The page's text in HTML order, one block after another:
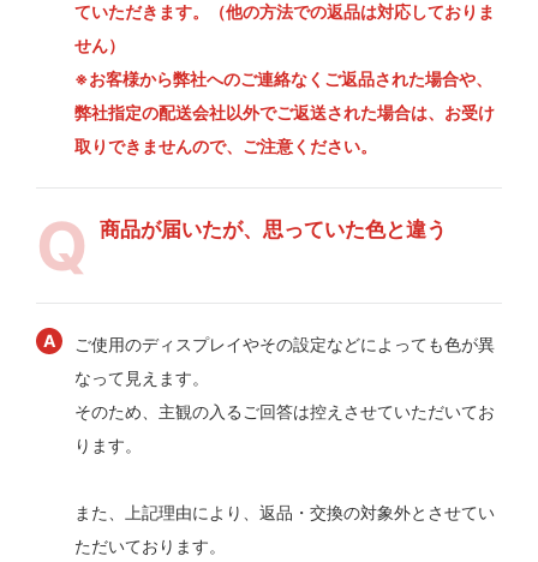
ていただきます。（他の方法での返品は対応しておりま
せん）
※お客様から弊社へのご連絡なくご返品された場合や、
弊社指定の配送会社以外でご返送された場合は、お受け
取りできませんので、ご注意ください。
商品が届いたが、思っていた色と違う
ご使用のディスプレイやその設定などによっても色が異
なって見えます。
そのため、主観の入るご回答は控えさせていただいてお
ります。
また、上記理由により、返品・交換の対象外とさせてい
ただいております。